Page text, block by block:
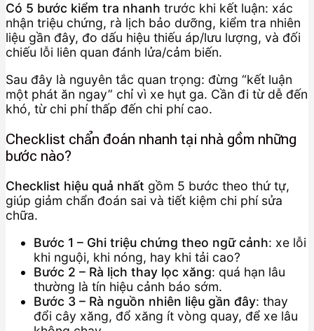
Có 5 bước kiểm tra nhanh trước khi kết luận: xác
nhận triệu chứng, rà lịch bảo dưỡng, kiểm tra nhiên
liệu gần đây, đo dấu hiệu thiếu áp/lưu lượng, và đối
chiếu lỗi liên quan đánh lửa/cảm biến.
Sau đây là nguyên tắc quan trọng: đừng “kết luận
một phát ăn ngay” chỉ vì xe hụt ga. Cần đi từ dễ đến
khó, từ chi phí thấp đến chi phí cao.
Checklist chẩn đoán nhanh tại nhà gồm những
bước nào?
Checklist hiệu quả nhất gồm 5 bước theo thứ tự,
giúp giảm chẩn đoán sai và tiết kiệm chi phí sửa
chữa.
Bước 1 – Ghi triệu chứng theo ngữ cảnh: xe lỗi
khi nguội, khi nóng, hay khi tải cao?
Bước 2 – Rà lịch thay lọc xăng: quá hạn lâu
thường là tín hiệu cảnh báo sớm.
Bước 3 – Rà nguồn nhiên liệu gần đây: thay
đổi cây xăng, đổ xăng ít vòng quay, để xe lâu